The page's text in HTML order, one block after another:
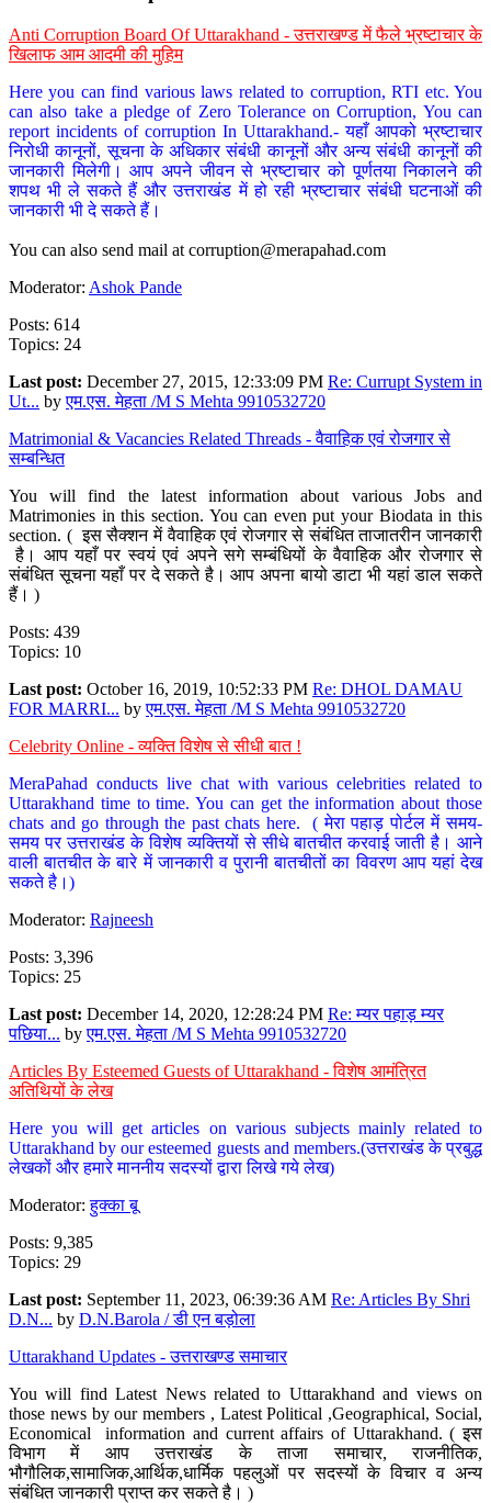
Anti Corruption Board Of Uttarakhand - उत्तराखण्ड में फैले भ्रष्टाचार के
खिलाफ आम आदमी की मुहिम
Here you can find various laws related to corruption, RTI etc. You
can also take a pledge of Zero Tolerance on Corruption, You can
report incidents of corruption In Uttarakhand.- यहाँ आपको भ्रष्टाचार
निरोधी कानूनों, सूचना के अधिकार संबंधी कानूनों और अन्य संबंधी कानूनों की
जानकारी मिलेगी। आप अपने जीवन से भ्रष्टाचार को पूर्णतया निकालने की
शपथ भी ले सकते हैं और उत्तराखंड में हो रही भ्रष्टाचार संबंधी घटनाओं की
जानकारी भी दे सकते हैं।
You can also send mail at corruption@merapahad.com
Moderator: Ashok Pande
Posts: 614
Topics: 24
Last post: December 27, 2015, 12:33:09 PM Re: Currupt System in
Ut... byएम.एस. मेहता /M S Mehta 9910532720
Matrimonial & Vacancies Related Threads - वैवाहिक एवं रोजगार से
सम्बन्धित
You will find the latest information about various Jobs and
Matrimonies in this section. You can even put your Biodata in this
section. ( इस सैक्शन में वैवाहिक एवं रोजगार से संबंधित ताजातरीन जानकारी
है। आप यहाँ पर स्वयं एवं अपने सगे सम्बंधियों के वैवाहिक और रोजगार से
संबंधित सूचना यहाँ पर दे सकते है। आप अपना बायो डाटा भी यहां डाल सकते
हैं। )
Posts: 439
Topics: 10
Last post: October 16, 2019, 10:52:33 PM Re: DHOL DAMAU
FOR MARRI... byएम.एस. मेहता /M S Mehta 9910532720
Celebrity Online - व्यक्ति विशेष से सीधी बात !
MeraPahad conducts live chat with various celebrities related to
Uttarakhand time to time. You can get the information about those
chats and go through the past chats here. ( मेरा पहाड़ पोर्टल में समय-
समय पर उत्तराखंड के विशेष व्यक्तियों से सीधे बातचीत करवाई जाती है। आने
वाली बातचीत के बारे में जानकारी व पुरानी बातचीतों का विवरण आप यहां देख
सकते है।)
Moderator: Rajneesh
Posts: 3,396
Topics: 25
Last post: December 14, 2020, 12:28:24 PM Re: म्यर पहाड़ म्यर
पछिया... byएम.एस. मेहता /M S Mehta 9910532720
Articles By Esteemed Guests of Uttarakhand - विशेष आमंत्रित
अतिथियों के लेख
Here you will get articles on various subjects mainly related to
Uttarakhand by our esteemed guests and members.(उत्तराखंड के प्रबुद्ध
लेखकों और हमारे माननीय सदस्यों द्वारा लिखे गये लेख)
Moderator:हुक्का बू
Posts: 9,385
Topics: 29
Last post: September 11, 2023, 06:39:36 AM Re: Articles By Shri
D.N... by D.N.Barola / डी एन बड़ोला
Uttarakhand Updates - उत्तराखण्ड समाचार
You will find Latest News related to Uttarakhand and views on
those news by our members , Latest Political ,Geographical, Social,
Economical information and current affairs of Uttarakhand. ( इस
विभाग में आप उत्तराखंड के ताजा समाचार, राजनीतिक,
भौगौलिक,सामाजिक,आर्थिक,धार्मिक पहलुओं पर सदस्यों के विचार व अन्य
संबंधित जानकारी प्राप्त कर सकते है। )